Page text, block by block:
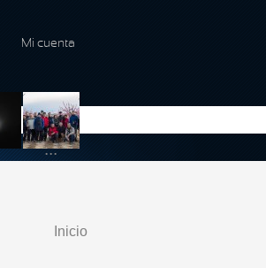
Mi cuenta
...
Inicio